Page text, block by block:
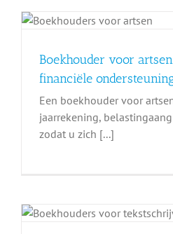
Boekhouder voor
financiële
Een boekhouder voor
jaarrekening,
zodat u zich [...]